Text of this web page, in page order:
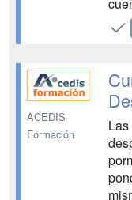
ACEDIS
Formación